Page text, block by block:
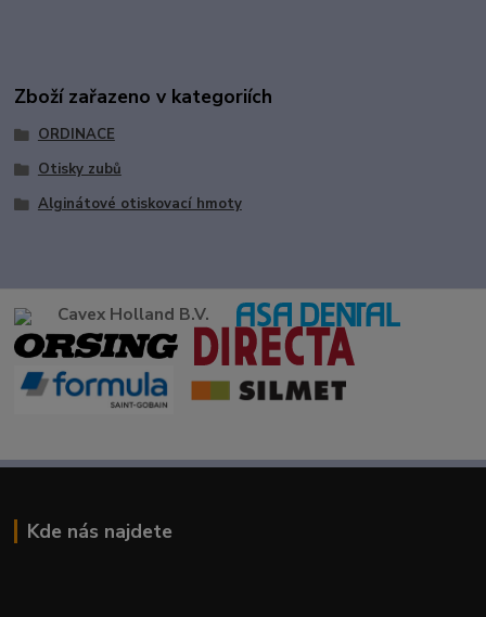
Zboží zařazeno v kategoriích
ORDINACE
Otisky zubů
Alginátové otiskovací hmoty
Cavex Holland B.V.
Kde nás najdete